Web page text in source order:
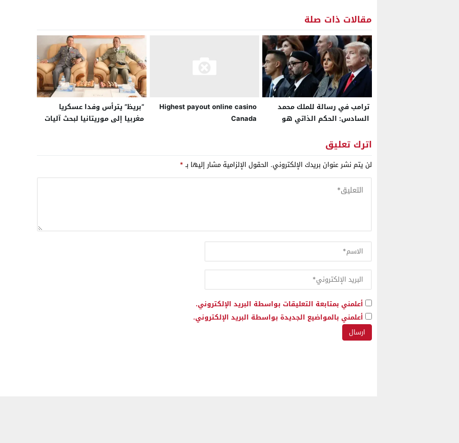
مقالات ذات صلة
ترامب في رسالة للملك محمد
السادس: الحكم الذاتي هو
الصحراء
Highest payout online casino
Canada
“بريظ” يترأس وفدا عسكريا
مغربيا إلى موريتانيا لبحث آليات
اترك تعليق
لن يتم نشر عنوان بريدك الإلكتروني. الحقول الإلزامية مشار إليها بـ*
أعلمني بمتابعة التعليقات بواسطة البريد الإلكتروني.
أعلمني بالمواضيع الجديدة بواسطة البريد الإلكتروني.